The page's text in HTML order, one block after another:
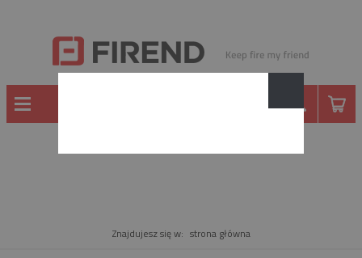
Znajdujesz się w: strona główna